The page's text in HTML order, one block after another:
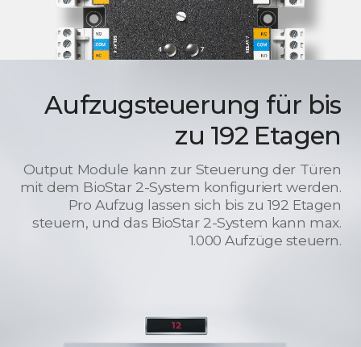
Aufzugsteuerung für bis
zu 192 Etagen
Output Module kann zur Steuerung der Türen
mit dem BioStar 2-System konfiguriert werden.
Pro Aufzug lassen sich bis zu 192 Etagen
steuern, und das BioStar 2-System kann max.
1.000 Aufzüge steuern.